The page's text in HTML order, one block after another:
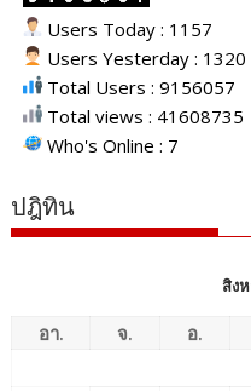
Users Today : 1157
Users Yesterday : 1320
Total Users : 9156057
Total views : 41608735
Who's Online : 7
ปฎิทิน
สิง
อา. จ. อ.